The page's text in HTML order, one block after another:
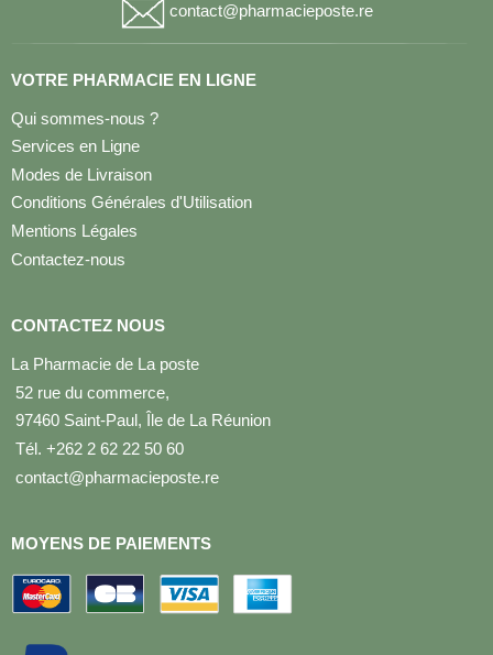
contact@pharmacieposte.re
VOTRE PHARMACIE EN LIGNE
Qui sommes-nous ?
Services en Ligne
Modes de Livraison
Conditions Générales d'Utilisation
Mentions Légales
Contactez-nous
CONTACTEZ NOUS
La Pharmacie de La poste
52 rue du commerce,
97460 Saint-Paul, Île de La Réunion
Tél. +262 2 62 22 50 60
contact@pharmacieposte.re
MOYENS DE PAIEMENTS